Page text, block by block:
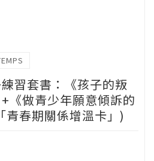
習套書：《孩子的叛
《做青少年願意傾訴的
青春期關係增溫卡」)